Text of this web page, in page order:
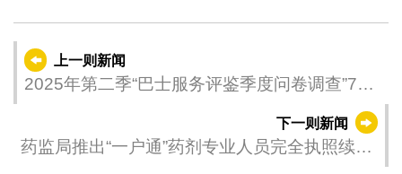
上一则新闻
2025年第二季“巴士服务评鉴季度问卷调查”7月
下一则新闻
药监局推出“一户通”药剂专业人员完全执照续期